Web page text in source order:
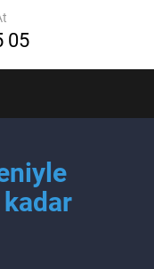
05
kadar